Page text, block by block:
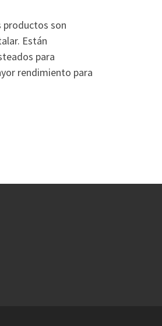
productos son
Están
para
rendimiento para